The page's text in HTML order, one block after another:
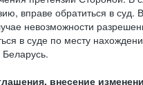
вправе обратиться в
невозможности
в суде по месту
Беларусь.
внесение